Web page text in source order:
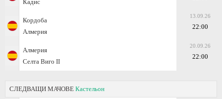
Кадис
Кордоба
Алмерия
13.09.26
22:00
Алмерия
Селта Виго II
20.09.26
22:00
СЛЕДВАЩИ МАЧОВЕ Кастельон